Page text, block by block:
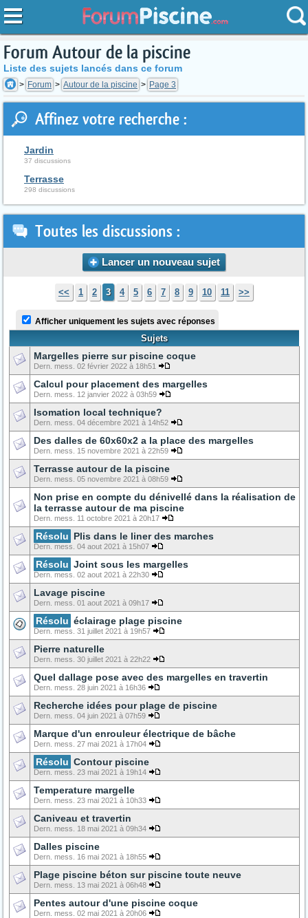
Forum Autour de la piscine
Liste des sujets lancés dans ce forum
Forum Autour de la piscine Page 3
Affinez votre recherche :
Jardin
37 discussions
Terrasse
298 discussions
Toutes les discussions :
Lancer un nouveau sujet
<< 1 2 3 4 5 6 7 8 9 10 11 >>
Afficher uniquement les sujets avec réponses
Sujets
Margelles pierre sur piscine coque
Dern. mess. 02 février 2022 à 18h51
Calcul pour placement des margelles
Dern. mess. 12 janvier 2022 à 03h59
Isomation local technique?
Dern. mess. 04 décembre 2021 à 14h52
Des dalles de 60x60x2 a la place des margelles
Dern. mess. 15 novembre 2021 à 22h59
Terrasse autour de la piscine
Dern. mess. 05 novembre 2021 à 08h59
Non prise en compte du dénivellé dans la réalisation de
la terrasse autour de ma piscine
Dern. mess. 11 octobre 2021 à 20h17
Résolu Plis dans le liner des marches
Dern. mess. 04 aout 2021 à 15h07
Résolu Joint sous les margelles
Dern. mess. 02 aout 2021 à 22h30
Lavage piscine
Dern. mess. 01 aout 2021 à 09h17
Résolu éclairage plage piscine
Dern. mess. 31 juillet 2021 à 19h57
Pierre naturelle
Dern. mess. 30 juillet 2021 à 22h22
Quel dallage pose avec des margelles en travertin
Dern. mess. 28 juin 2021 à 16h36
Recherche idées pour plage de piscine
Dern. mess. 04 juin 2021 à 07h59
Marque d'un enrouleur électrique de bâche
Dern. mess. 27 mai 2021 à 17h04
Résolu Contour piscine
Dern. mess. 23 mai 2021 à 19h14
Temperature margelle
Dern. mess. 23 mai 2021 à 10h33
Caniveau et travertin
Dern. mess. 18 mai 2021 à 09h34
Dalles piscine
Dern. mess. 16 mai 2021 à 18h55
Plage piscine béton sur piscine toute neuve
Dern. mess. 13 mai 2021 à 06h48
Pentes autour d'une piscine coque
Dern. mess. 02 mai 2021 à 20h06